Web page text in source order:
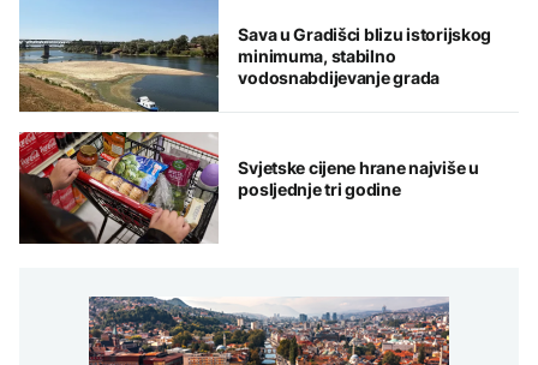
Sava u Gradišci blizu istorijskog
minimuma, stabilno
vodosnabdijevanje grada
Svjetske cijene hrane najviše u
posljednje tri godine